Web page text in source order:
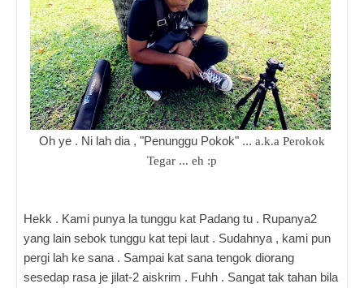
Oh ye . Ni lah dia , "Penunggu Pokok" ... a.k.a Perokok
Tegar ... eh :p
Hekk . Kami punya la tunggu kat Padang tu . Rupanya2
yang lain sebok tunggu kat tepi laut . Sudahnya , kami pun
pergi lah ke sana . Sampai kat sana tengok diorang
sesedap rasa je jilat-2 aiskrim . Fuhh . Sangat tak tahan bila